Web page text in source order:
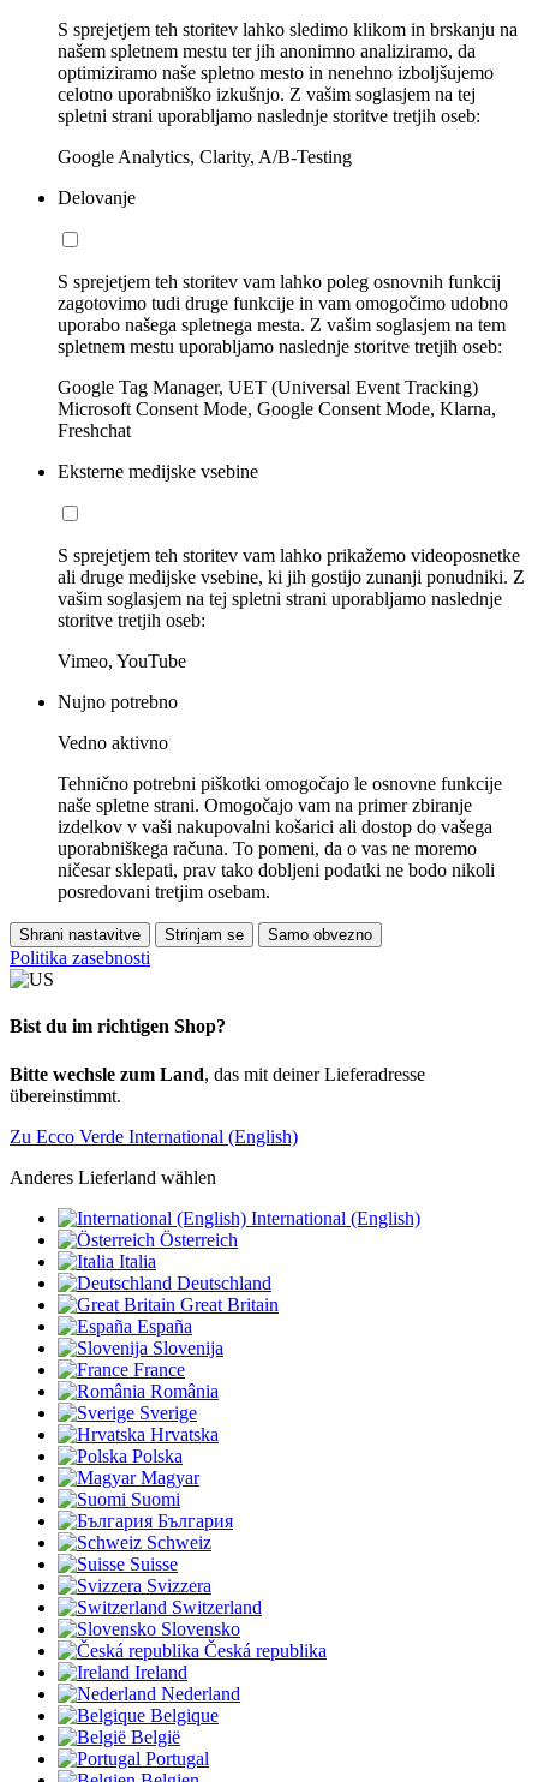
S sprejetjem teh storitev lahko sledimo klikom in brskanju na
našem spletnem mestu ter jih anonimno analiziramo, da
optimiziramo naše spletno mesto in nenehno izboljšujemo
celotno uporabniško izkušnjo. Z vašim soglasjem na tej
spletni strani uporabljamo naslednje storitve tretjih oseb:
Google Analytics, Clarity, A/B-Testing
Delovanje
S sprejetjem teh storitev vam lahko poleg osnovnih funkcij
zagotovimo tudi druge funkcije in vam omogočimo udobno
uporabo našega spletnega mesta. Z vašim soglasjem na tem
spletnem mestu uporabljamo naslednje storitve tretjih oseb:
Google Tag Manager, UET (Universal Event Tracking)
Microsoft Consent Mode, Google Consent Mode, Klarna,
Freshchat
Eksterne medijske vsebine
S sprejetjem teh storitev vam lahko prikažemo videoposnetke
ali druge medijske vsebine, ki jih gostijo zunanji ponudniki. Z
vašim soglasjem na tej spletni strani uporabljamo naslednje
storitve tretjih oseb:
Vimeo, YouTube
Nujno potrebno
Vedno aktivno
Tehnično potrebni piškotki omogočajo le osnovne funkcije
naše spletne strani. Omogočajo vam na primer zbiranje
izdelkov v vaši nakupovalni košarici ali dostop do vašega
uporabniškega računa. To pomeni, da o vas ne moremo
ničesar sklepati, prav tako dobljeni podatki ne bodo nikoli
posredovani tretjim osebam.
Shrani nastavitve Strinjam se Samo obvezno
Politika zasebnosti
Bist du im richtigen Shop?
Bitte wechsle zum Land, das mit deiner Lieferadresse
übereinstimmt.
Zu Ecco Verde International (English)
Anderes Lieferland wählen
International (English)
Österreich
Italia
Deutschland
Great Britain
España
Slovenija
France
România
Sverige
Hrvatska
Polska
Magyar
Suomi
България
Schweiz
Suisse
Svizzera
Switzerland
Slovensko
Česká republika
Ireland
Nederland
Belgique
België
Portugal